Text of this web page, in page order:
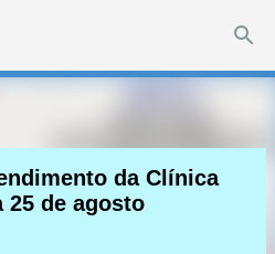
principal
da Clínica
25 de agosto